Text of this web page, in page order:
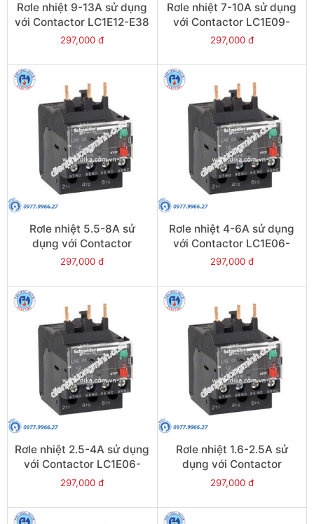
Rơle nhiệt 9-13A sử dụng
với Contactor LC1E12-E38
- Model LRE16
297,000 đ
Rơle nhiệt 7-10A sử dụng
với Contactor LC1E09-
E38 - Model LRE14
297,000 đ
Rơle nhiệt 5.5-8A sử
dụng với Contactor
LC1E09-E38 - Model
297,000 đ
Rơle nhiệt 4-6A sử dụng
với Contactor LC1E06-
E38 - Model LRE10
297,000 đ
Rơle nhiệt 2.5-4A sử dụng
với Contactor LC1E06-
E38 - Model LRE08
297,000 đ
Rơle nhiệt 1.6-2.5A sử
dụng với Contactor
LC1E06-E38 - Model
297,000 đ